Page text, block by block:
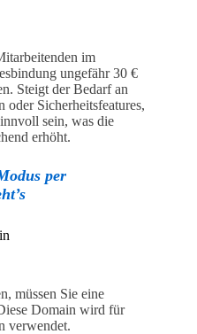
im
ungefähr 30 €
Steigt der Bedarf an
oder Sicherheitsfeatures,
sein, was die
erhöht.
per
müssen Sie eine
Domain wird für
verwendet.